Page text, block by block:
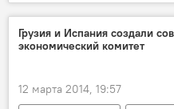
Грузия и Испания создали
экономический комитет
12 марта 2014, 19:57